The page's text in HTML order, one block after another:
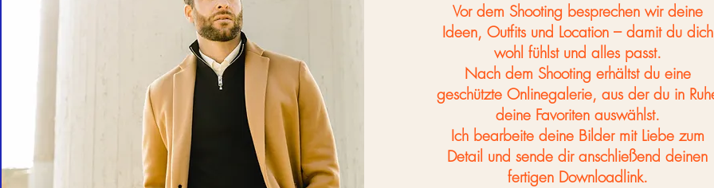
Vor dem Shooting besprechen wir deine
Ideen, Outfits und Location – damit du dich
wohl fühlst und alles passt.
Nach dem Shooting erhältst du eine
geschützte Onlinegalerie, aus der du in
deine Favoriten auswählst.
Ich bearbeite deine Bilder mit Liebe zum
Detail und sende dir anschließend deinen
fertigen Downloadlink.